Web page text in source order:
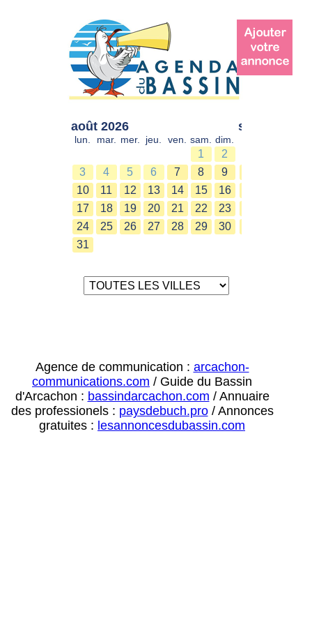
août 2026
lun. mar. mer. jeu. ven. sam. dim.
1
2
3
4 5 6 7 8
9
10
11 12 13 14 15
16
17
18 19 20 21 22
23
24
25 26 27 28 29
30
31
sept. 2026
Agence de communication : arcachon-
communications.com / Guide du Bassin
d'Arcachon : bassindarcachon.com / Annuaire
des professionels : paysdebuch.pro/ Annonces
gratuites : lesannoncesdubassin.com